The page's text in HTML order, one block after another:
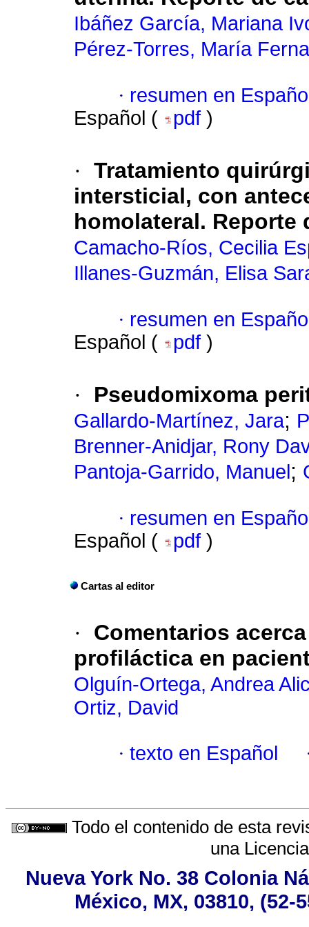
Ibáñez García, Mariana
Pérez-Torres, María
· resumen en
Español (
pdf )
· Tratamiento
intersticial, con
homolateral. Reporte
Camacho-Ríos, Cecilia
Illanes-Guzmán, Elisa
· resumen en
Español (
pdf )
· Pseudomixoma
Gallardo-Martínez, Jara;
Brenner-Anidjar, Rony
Pantoja-Garrido, Manuel ;
· resumen en
Español (
pdf )
Cartas al editor
·
Comentarios
profiláctica en
Olguín-Ortega, Andrea
Ortiz, David
· texto en Español
Todo el contenido de esta
una
Nueva York No. 38 Colonia
México, MX, 03810, (52-